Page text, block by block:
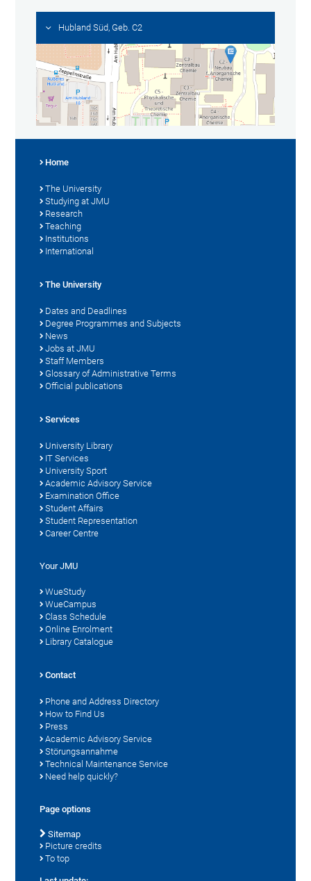
Hubland Süd, Geb. C2
Home
The University
Studying at JMU
Research
Teaching
Institutions
International
The University
Dates and Deadlines
Degree Programmes and Subjects
News
Jobs at JMU
Staff Members
Glossary of Administrative Terms
Official publications
Services
University Library
IT Services
University Sport
Academic Advisory Service
Examination Office
Student Affairs
Student Representation
Career Centre
Your JMU
WueStudy
WueCampus
Class Schedule
Online Enrolment
Library Catalogue
Contact
Phone and Address Directory
How to Find Us
Press
Academic Advisory Service
Störungsannahme
Technical Maintenance Service
Need help quickly?
Page options
Sitemap
Picture credits
To top